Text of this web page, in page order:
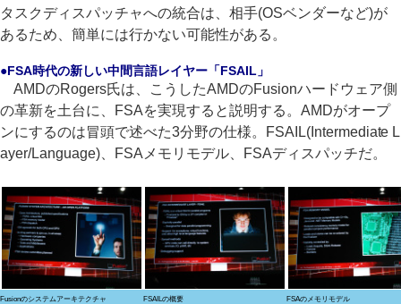
タスクディスパッチャへの統合は、相手(OSベンダーなど)が
あるため、簡単には行かない可能性がある。
●FSA時代の新しい中間言語レイヤー「FSAIL」
AMDのRogers氏は、こうしたAMDのFusionハードウェア側
の革新を土台に、FSAを実現すると説明する。AMDがオープ
ンにするのは冒頭で述べた3分野の仕様。FSAIL(Intermediate L
ayer/Language)、FSAメモリモデル、FSAディスパッチだ。
Fusionのシステムアーキテクチャ FSAILの概要 FSAのメモリモデル